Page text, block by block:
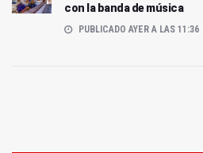
con la banda de música
PUBLICADO AYER A LAS 11:36